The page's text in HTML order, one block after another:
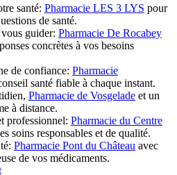
santé: Pharmacie LES 3 LYS pour
de santé.
guider: Pharmacie De Rocabey
concrètes à vos besoins
de confiance: Pharmacie
santé fiable à chaque instant.
Pharmacie de Vosgelade et un
à distance.
professionnel: Pharmacie du Centre
soins responsables et de qualité.
Pharmacie Pont du Château avec
de vos médicaments.